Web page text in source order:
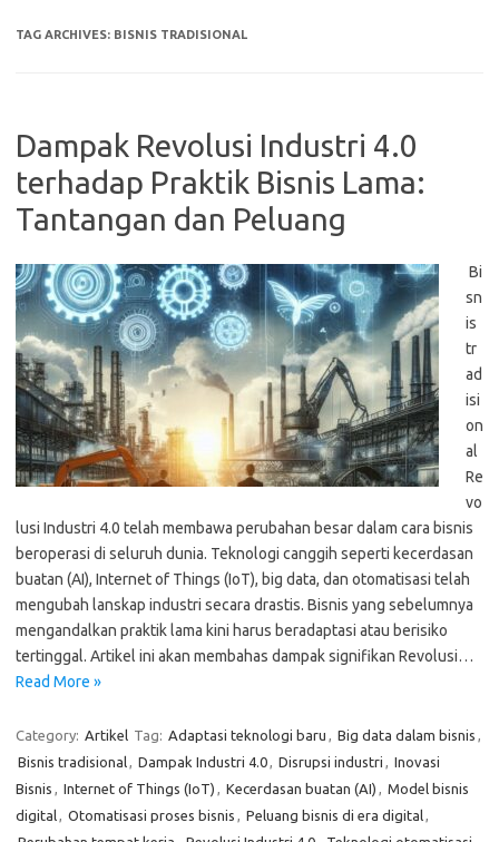
TAG ARCHIVES: BISNIS TRADISIONAL
Dampak Revolusi Industri 4.0
terhadap Praktik Bisnis Lama:
Tantangan dan Peluang
Bi
sn
is
tr
ad
isi
on
al
Re
vo
lusi Industri 4.0 telah membawa perubahan besar dalam cara bisnis
beroperasi di seluruh dunia. Teknologi canggih seperti kecerdasan
buatan (AI), Internet of Things (IoT), big data, dan otomatisasi telah
mengubah lanskap industri secara drastis. Bisnis yang sebelumnya
mengandalkan praktik lama kini harus beradaptasi atau berisiko
tertinggal. Artikel ini akan membahas dampak signifikan Revolusi…
Read More »
Category: Artikel Tag: Adaptasi teknologi baru , Big data dalam bisnis ,
Bisnis tradisional, Dampak Industri 4.0, Disrupsi industri , Inovasi
Bisnis , Internet of Things (IoT) , Kecerdasan buatan (AI) , Model bisnis
digital, Otomatisasi proses bisnis , Peluang bisnis di era digital,